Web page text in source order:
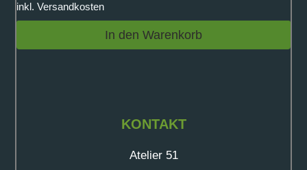
inkl. Versandkosten
In den Warenkorb
KONTAKT
Atelier 51